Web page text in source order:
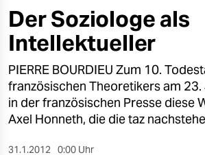
öko
gesellschaft
kultur
sport
Der Soziologe als
Intellektueller
PIERRE BOURDIEU Zum 10.
französischen Theoretikers am
in der französischen Presse diese
Axel Honneth, die die taz
31.1.2012 0:00 Uhr